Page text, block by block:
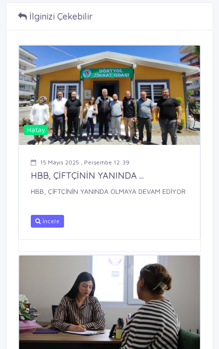
İlginizi Çekebilir
Hatay
15 Mayıs 2025 , Perşembe 12:39
HBB, ÇİFTÇİNİN YANINDA ...
HBB, ÇİFTÇİNİN YANINDA OLMAYA DEVAM EDİYOR
İncele